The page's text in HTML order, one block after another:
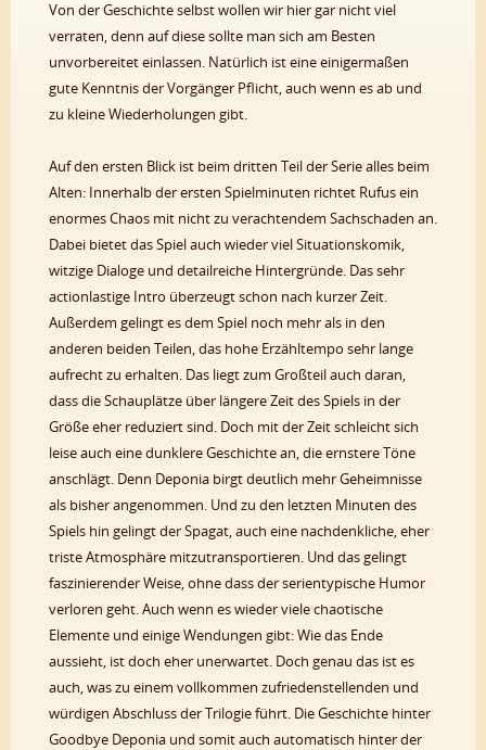
Von der Geschichte selbst wollen wir hier gar nicht viel
verraten, denn auf diese sollte man sich am Besten
unvorbereitet einlassen. Natürlich ist eine einigermaßen
gute Kenntnis der Vorgänger Pflicht, auch wenn es ab und
zu kleine Wiederholungen gibt.
Auf den ersten Blick ist beim dritten Teil der Serie alles beim
Alten: Innerhalb der ersten Spielminuten richtet Rufus ein
enormes Chaos mit nicht zu verachtendem Sachschaden an.
Dabei bietet das Spiel auch wieder viel Situationskomik,
witzige Dialoge und detailreiche Hintergründe. Das sehr
actionlastige Intro überzeugt schon nach kurzer Zeit.
Außerdem gelingt es dem Spiel noch mehr als in den
anderen beiden Teilen, das hohe Erzähltempo sehr lange
aufrecht zu erhalten. Das liegt zum Großteil auch daran,
dass die Schauplätze über längere Zeit des Spiels in der
Größe eher reduziert sind. Doch mit der Zeit schleicht sich
leise auch eine dunklere Geschichte an, die ernstere Töne
anschlägt. Denn Deponia birgt deutlich mehr Geheimnisse
als bisher angenommen. Und zu den letzten Minuten des
Spiels hin gelingt der Spagat, auch eine nachdenkliche, eher
triste Atmosphäre mitzutransportieren. Und das gelingt
faszinierender Weise, ohne dass der serientypische Humor
verloren geht. Auch wenn es wieder viele chaotische
Elemente und einige Wendungen gibt: Wie das Ende
aussieht, ist doch eher unerwartet. Doch genau das ist es
auch, was zu einem vollkommen zufriedenstellenden und
würdigen Abschluss der Trilogie führt. Die Geschichte hinter
Goodbye Deponia und somit auch automatisch hinter der